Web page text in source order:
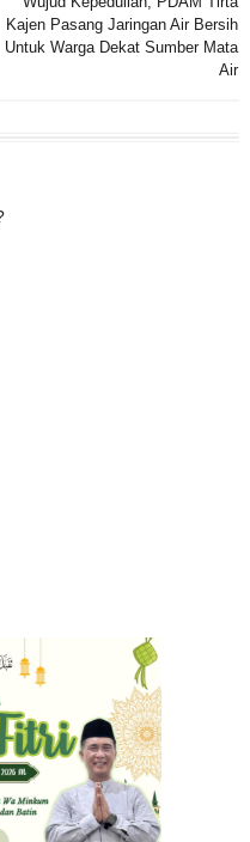
Kajen Pasang Jaringan Air Bersih
Untuk Warga Dekat Sumber Mata
Air